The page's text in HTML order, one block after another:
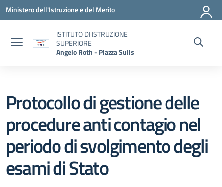
Vai ai contenuti
Vai al menu di navigazione
Vai al footer
Ministero dell'Istruzione e del Merito
ISTITUTO DI ISTRUZIONE
SUPERIORE
Angelo Roth - Piazza Sulis
Protocollo di gestione delle
procedure anti contagio nel
periodo di svolgimento degli
esami di Stato